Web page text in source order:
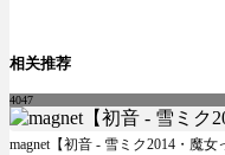
相关推荐
4047
magnet【初音 - 雪ミク2014・魔女